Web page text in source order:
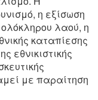
η εξίσωση
λαού, η
καταπίεσης
εθνικιστικής
με παραίτηση